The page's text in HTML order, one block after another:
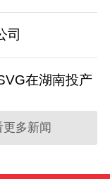
司
在湖南投产
多新闻